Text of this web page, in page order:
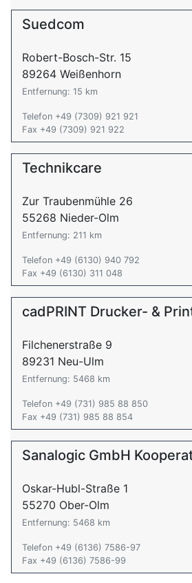
Suedcom
Robert-Bosch-Str. 15
89264 Weißenhorn
Entfernung: 15 km
Telefon +49 (7309) 921 921
Fax +49 (7309) 921 922
Technikcare
Zur Traubenmühle 26
55268 Nieder-Olm
Entfernung: 211 km
Telefon +49 (6130) 940 792
Fax +49 (6130) 311 048
cadPRINT Drucker- &
Filchenerstraße 9
89231 Neu-Ulm
Entfernung: 5468 km
Telefon +49 (731) 985 88 850
Fax +49 (731) 985 88 854
Sanalogic GmbH
Oskar-Hubl-Straße 1
55270 Ober-Olm
Entfernung: 5468 km
Telefon +49 (6136) 7586-97
Fax +49 (6136) 7586-99